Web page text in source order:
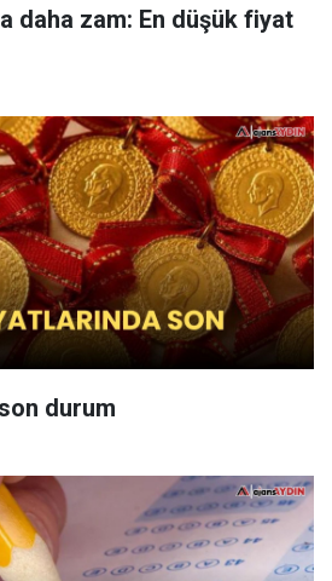
daha zam: En düşük fiyat
durum